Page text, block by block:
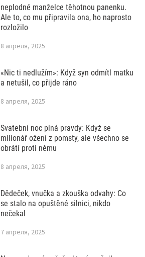
neplodné manželce těhotnou panenku.
Ale to, co mu připravila ona, ho naprosto
rozložilo
8 апреля, 2025
«Nic ti nedlužím»: Když syn odmítl matku
a netušil, co přijde ráno
8 апреля, 2025
Svatební noc plná pravdy: Když se
milionář ožení z pomsty, ale všechno se
obrátí proti němu
8 апреля, 2025
Dědeček, vnučka a zkouška odvahy: Co
se stalo na opuštěné silnici, nikdo
nečekal
7 апреля, 2025